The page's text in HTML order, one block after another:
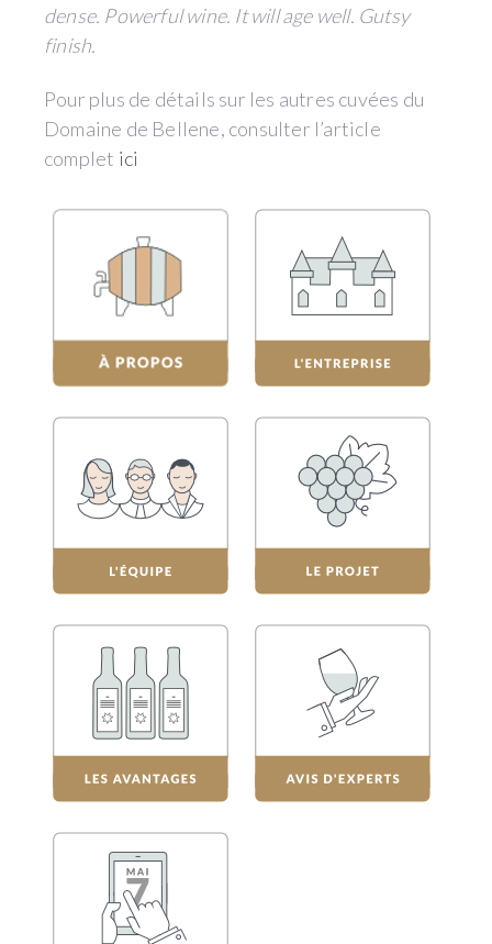
dense. Powerful wine. It will age well. Gutsy
finish.
Pour plus de détails sur les autres cuvées du
Domaine de Bellene, consulter l’article
complet ici